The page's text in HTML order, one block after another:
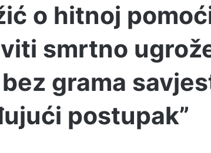
o hitnoj
smrtno
grama
postupak”